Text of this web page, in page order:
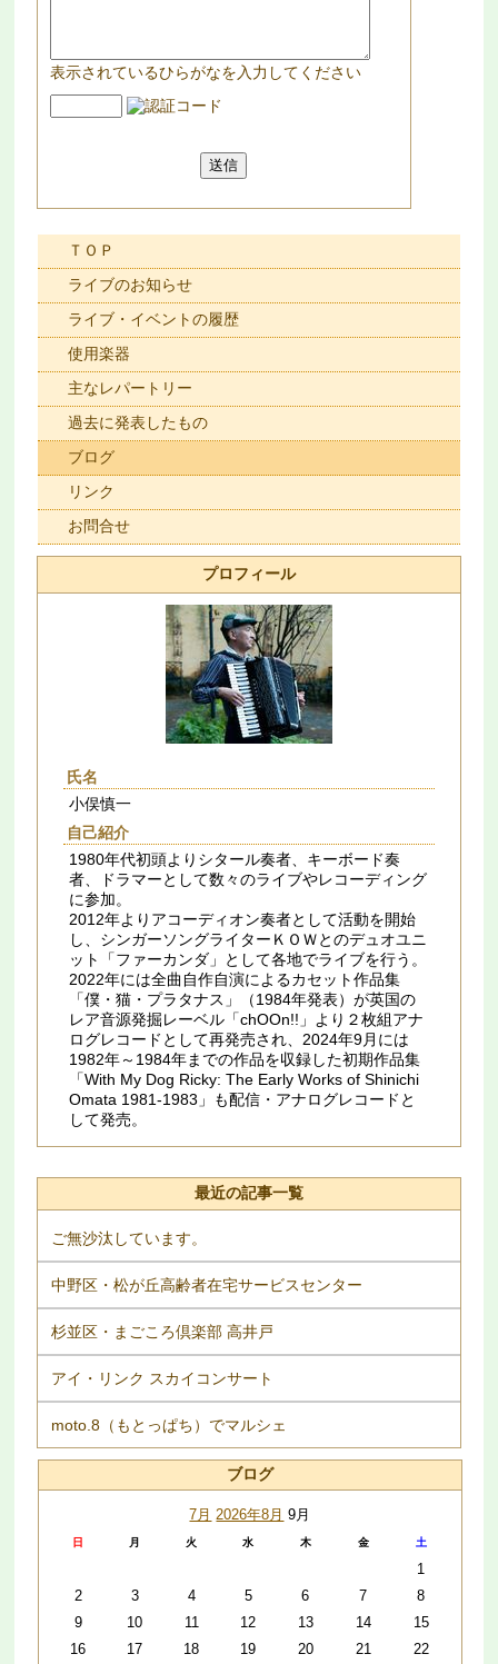
表示されているひらがなを入力してください
ＴＯＰ
ライブのお知らせ
ライブ・イベントの履歴
使用楽器
主なレパートリー
過去に発表したもの
ブログ
リンク
お問合せ
プロフィール
氏名
小俣慎一
自己紹介
1980年代初頭よりシタール奏者、キーボード奏
者、ドラマーとして数々のライブやレコーディング
に参加。
2012年よりアコーディオン奏者として活動を開始
し、シンガーソングライターＫＯＷとのデュオユニ
ット「ファーカンダ」として各地でライブを行う。
2022年には全曲自作自演によるカセット作品集
「僕・猫・プラタナス」（1984年発表）が英国の
レア音源発掘レーベル「chOOn!!」より２枚組アナ
ログレコードとして再発売され、2024年9月には
1982年～1984年までの作品を収録した初期作品集
「With My Dog Ricky: The Early Works of Shinichi
Omata 1981​-​1983」も配信・アナログレコードと
して発売。
最近の記事一覧
ご無沙汰しています。
中野区・松が丘高齢者在宅サービスセンター
杉並区・まごころ倶楽部 高井戸
アイ・リンク スカイコンサート
moto.8（もとっぱち）でマルシェ
ブログ
7月 2026年8月 9月
日 月 火 水 木 金 土
1
2
3 4 5 6 7
8
9
10 11 12 13 14
15
16
17 18 19 20 21
22